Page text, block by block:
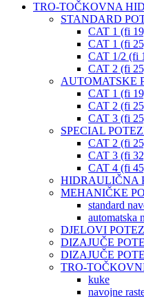
TRO-TOČKOVNA
STANDARD
CAT 1 (fi
CAT 1 (fi
CAT 1/2 (fi
CAT 2 (fi
AUTOMATSKE
CAT 1 (fi
CAT 2 (fi
CAT 3 (fi
SPECIAL
CAT 2 (fi
CAT 3 (fi
CAT 4 (fi
HIDRAULIČNA
MEHANIČKE
standard
automatska
DJELOVI
DIZAJUČE
DIZAJUČE
TRO-
kuke
navojne